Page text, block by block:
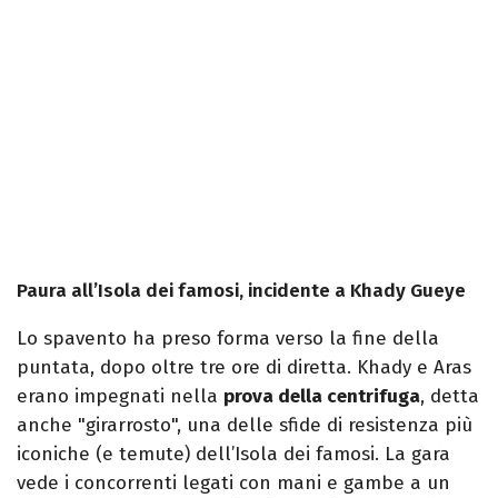
Paura all’Isola dei famosi, incidente a Khady Gueye
Lo spavento ha preso forma verso la fine della
puntata, dopo oltre tre ore di diretta. Khady e Aras
erano impegnati nella prova della centrifuga, detta
anche "girarrosto", una delle sfide di resistenza più
iconiche (e temute) dell’Isola dei famosi. La gara
vede i concorrenti legati con mani e gambe a un